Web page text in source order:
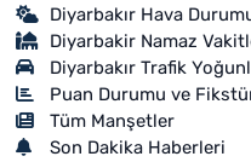
Diyarbakır Hava
Diyarbakir Namaz
Diyarbakır Trafik
Puan Durumu ve
Tüm Manşetler
Son Dakika Haberleri